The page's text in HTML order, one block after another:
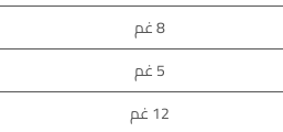
8 غم
5 غم
12 غم